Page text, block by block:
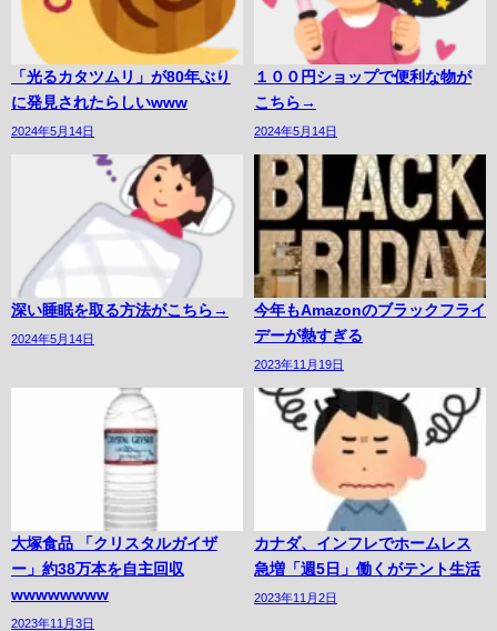
「光るカタツムリ」が80年ぶり
に発見されたらしいwww
2024年5月14日
１００円ショップで便利な物が
こちら→
2024年5月14日
深い睡眠を取る方法がこちら→
2024年5月14日
今年もAmazonのブラックフライ
デーが熱すぎる
2023年11月19日
大塚食品 「クリスタルガイザ
ー」約38万本を自主回収
wwwwwwww
2023年11月3日
カナダ、インフレでホームレス
急増「週5日」働くがテント生活
2023年11月2日